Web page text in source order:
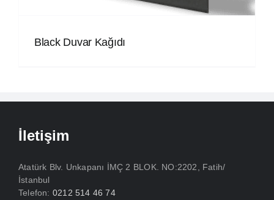
Black Duvar Kağıdı
İletişim
Atatürk Blv. Unkapanı İMÇ 2 BLOK. NO:2202, Fatih/
İstanbul
Telefon: 0212 514 46 74